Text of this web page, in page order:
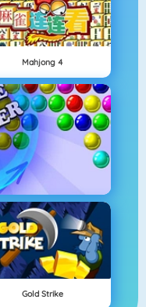
Mahjong 4
Gold Strike